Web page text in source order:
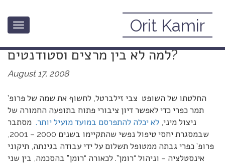
Toggle
Orit Kamir
אם יש אתיקה בין רופאים למטופלים –
למה לא בין מרצים וסטודנטים?
August 17, 2008
החלטתו של השופט צבי זילברטל, לחשוף את שמה של פרופ’
תמר כפרי כדי לאפשר דיון ציבורי פתוח בתופעה החמורה של
ניצול מיני, לא יכלה להתפרסם במועד מועיל יותר. מסתבר
שבמסגרת יחסי טיפול נפשי שהתקיימו בשנים 2000 – 2001,
פרופ’ כפרי גבתה ממטופל תשלום על ידי עבודה בגינתה, תיקוני
אינסטלציה – וניהול “רומן”. לכאורה “רומן” בהסכמה, בין שני